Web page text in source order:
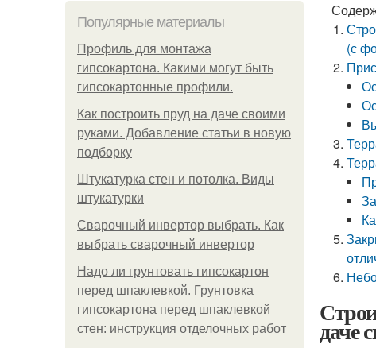
Популярные материалы
Профиль для монтажа
гипсокартона. Какими могут быть
гипсокартонные профили.
Как построить пруд на даче своими
руками. Добавление статьи в новую
подборку
Штукатурка стен и потолка. Виды
штукатурки
Сварочный инвертор выбрать. Как
выбрать сварочный инвертор
Надо ли грунтовать гипсокартон
перед шпаклевкой. Грунтовка
гипсокартона перед шпаклевкой
стен: инструкция отделочных работ
(с
даче